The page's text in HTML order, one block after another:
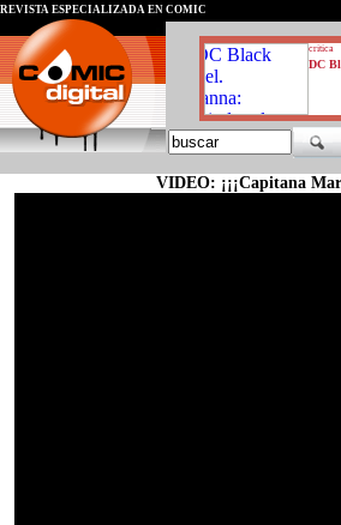
critica
DC
REVISTA ESPECIALIZADA EN CÓMIC
VIDEO: ¡¡¡Capitana